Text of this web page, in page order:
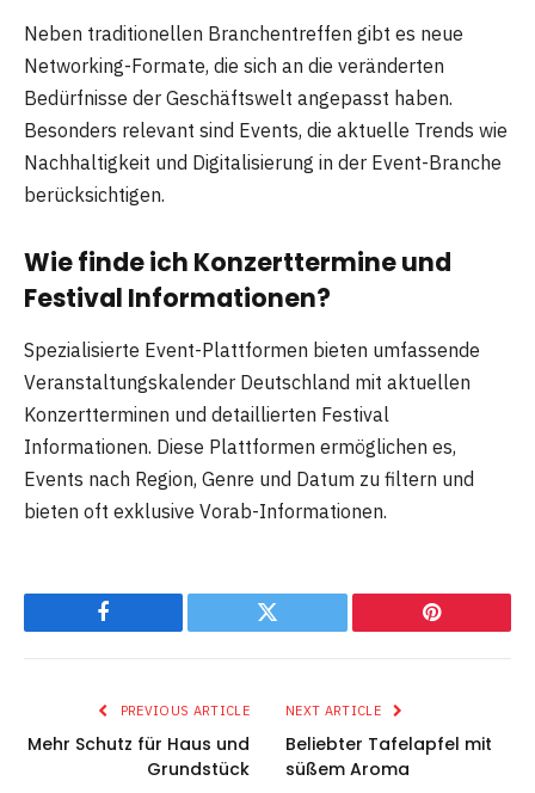
Neben traditionellen Branchentreffen gibt es neue
Networking-Formate, die sich an die veränderten
Bedürfnisse der Geschäftswelt angepasst haben.
Besonders relevant sind Events, die aktuelle Trends wie
Nachhaltigkeit und Digitalisierung in der Event-Branche
berücksichtigen.
Wie finde ich Konzerttermine und
Festival Informationen?
Spezialisierte Event-Plattformen bieten umfassende
Veranstaltungskalender Deutschland mit aktuellen
Konzertterminen und detaillierten Festival
Informationen. Diese Plattformen ermöglichen es,
Events nach Region, Genre und Datum zu filtern und
bieten oft exklusive Vorab-Informationen.
Facebook Twitter Pinterest
PREVIOUS ARTICLE
Mehr Schutz für Haus und
Grundstück
NEXT ARTICLE
Beliebter Tafelapfel mit
süßem Aroma